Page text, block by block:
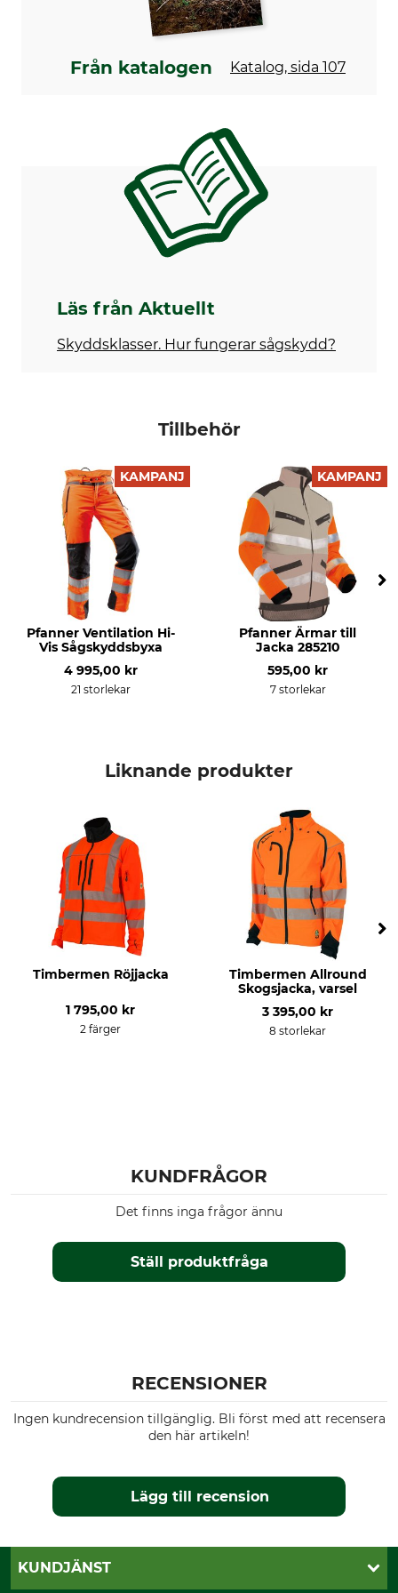
Från katalogen Katalog, sida 107
Läs från Aktuellt
Skyddsklasser. Hur fungerar sågskydd?
Tillbehör
KAMPANJ
Pfanner Ventilation Hi-
Vis Sågskyddsbyxa
4 995,00 kr
21 storlekar
KAMPANJ
Pfanner Ärmar till
Jacka 285210
595,00 kr
7 storlekar
Liknande produkter
Timbermen Röjjacka
1 795,00 kr
2 färger
Timbermen Allround
Skogsjacka, varsel
3 395,00 kr
8 storlekar
KUNDFRÅGOR
Ställ produktfråga
Det finns inga frågor ännu
RECENSIONER
Ingen kundrecension tillgänglig. Bli först med att recensera
den här artikeln!
Lägg till recension
KUNDJÄNST